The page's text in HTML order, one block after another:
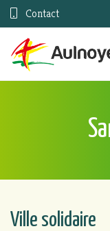
Contact
Ville solidaire